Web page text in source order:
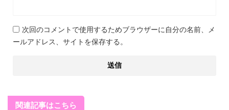
次回のコメントで使用するためブラウザーに自分の名前、メ
ールアドレス、サイトを保存する。
関連記事はこちら